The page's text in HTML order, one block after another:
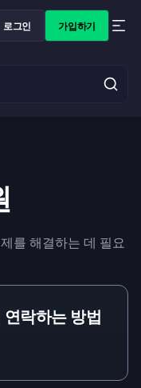
로그인 가입하기
를 해결하는 데 필요
락하는 방법